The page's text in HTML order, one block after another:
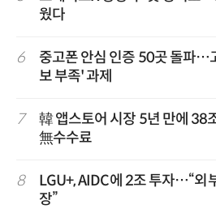
웠다
6
중고폰 안심 인증 50곳 돌파…
보 부족' 과제
7
韓 앱스토어 시장 5년 만에
無수수료
8
LGU+, AIDC에 2조 투자…“외
장”